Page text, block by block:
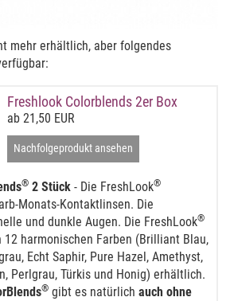
mehr erhältlich, aber folgendes
Freshlook Colorblends 2er Box
ab 21,50 EUR
Nachfolgeprodukt ansehen
® 2 Stück - Die FreshLook®
Monats-Kontaktlinsen. Die
und dunkle Augen. Die FreshLook®
12 harmonischen Farben (Brilliant Blau,
Echt Saphir, Pure Hazel, Amethyst,
Perlgrau, Türkis und Honig) erhältlich.
® gibt es natürlich auch ohne